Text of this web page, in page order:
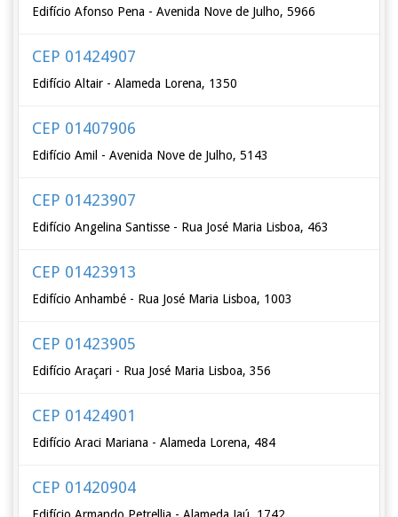
Edifício Afonso Pena - Avenida Nove de Julho, 5966
CEP 01424907
Edifício Altair - Alameda Lorena, 1350
CEP 01407906
Edifício Amil - Avenida Nove de Julho, 5143
CEP 01423907
Edifício Angelina Santisse - Rua José Maria Lisboa, 463
CEP 01423913
Edifício Anhambé - Rua José Maria Lisboa, 1003
CEP 01423905
Edifício Araçari - Rua José Maria Lisboa, 356
CEP 01424901
Edifício Araci Mariana - Alameda Lorena, 484
CEP 01420904